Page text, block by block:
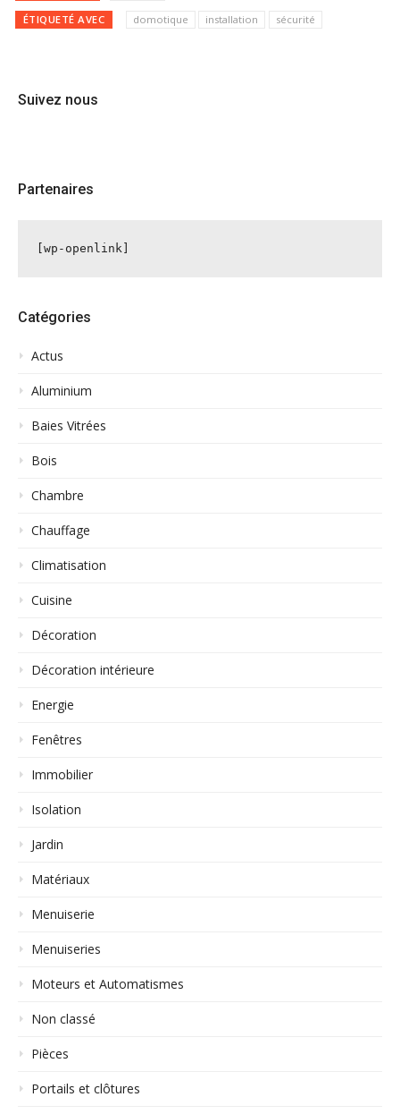
ÉTIQUETÉ AVEC domotique installation sécurité
Suivez nous
Partenaires
[wp-openlink]
Catégories
Actus
Aluminium
Baies Vitrées
Bois
Chambre
Chauffage
Climatisation
Cuisine
Décoration
Décoration intérieure
Energie
Fenêtres
Immobilier
Isolation
Jardin
Matériaux
Menuiserie
Menuiseries
Moteurs et Automatismes
Non classé
Pièces
Portails et clôtures